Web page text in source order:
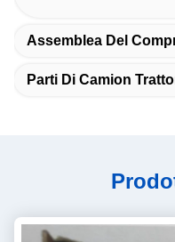
Assemblea Del
Parti Di Camion